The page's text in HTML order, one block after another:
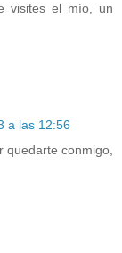
visites el mío, un
a las 12:56
conmigo,